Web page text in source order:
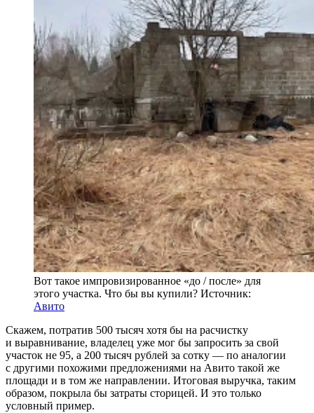
Вот такое импровизированное «до / после» для
этого участка. Что бы вы купили? Источник:
Авито
Скажем, потратив 500 тысяч хотя бы на расчистку
и выравнивание, владелец уже мог бы запросить за свой
участок не 95, а 200 тысяч рублей за сотку — по аналогии
с другими похожими предложениями на Авито такой же
площади и в том же направлении. Итоговая выручка, таким
образом, покрыла бы затраты сторицей. И это только
условный пример.